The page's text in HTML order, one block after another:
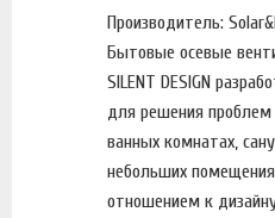
Производитель:
Бытовые осевые
SILENT DESIGN
для решения проблем
ванных комнатах,
небольших
отношением к